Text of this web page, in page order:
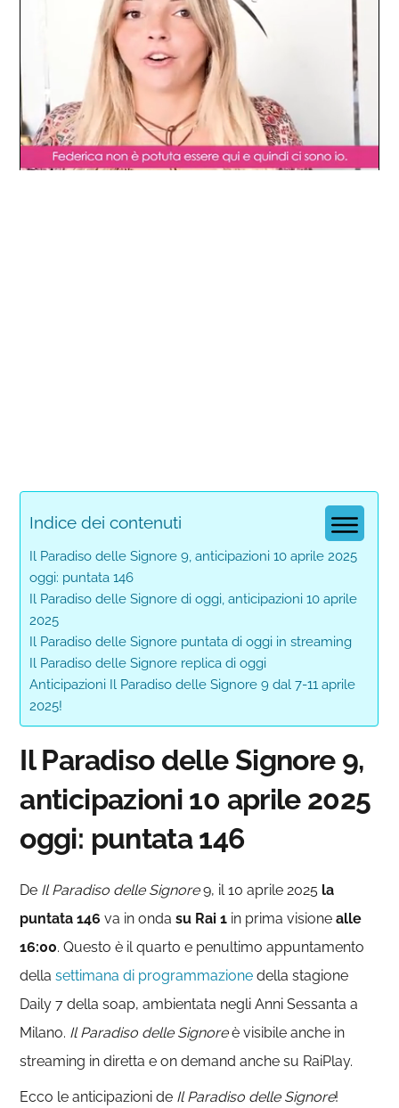
Unmute
Loaded:
0%
Progress:
0%
Indice dei contenuti
Il Paradiso delle Signore 9, anticipazioni 10 aprile 2025
oggi: puntata 146
Il Paradiso delle Signore di oggi, anticipazioni 10 aprile
2025
Il Paradiso delle Signore puntata di oggi in streaming
Il Paradiso delle Signore replica di oggi
Anticipazioni Il Paradiso delle Signore 9 dal 7-11 aprile
2025!
Il Paradiso delle Signore 9,
anticipazioni 10 aprile 2025
oggi: puntata 146
De Il Paradiso delle Signore9, il 10 aprile 2025 la
puntata 146va in ondasu Rai 1 in prima visione alle
16:00. Questo è il quarto e penultimo appuntamento
dellasettimana di programmazione della stagione
Daily 7 della soap, ambientata negli Anni Sessanta a
Milano. Il Paradiso delle Signoreè visibile anche in
streaming in diretta e on demand anche su RaiPlay.
Ecco le anticipazioni de Il Paradiso delle Signore!